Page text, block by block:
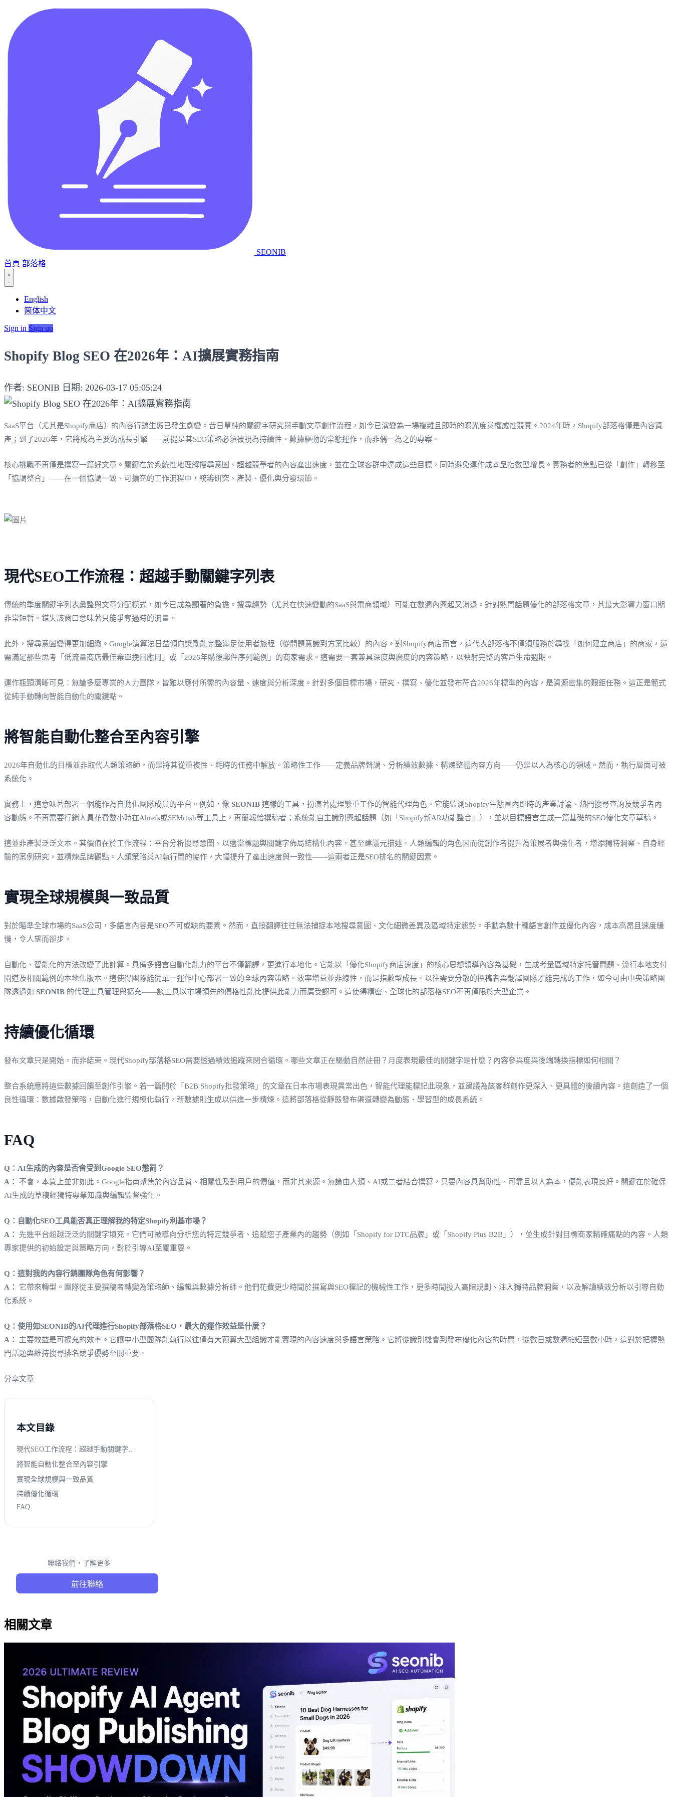
SEONIB
首頁 部落格
English
简体中文
Sign in Sign up
Shopify Blog SEO 在2026年：AI擴展實務指南
作者: SEONIB 日期: 2026-03-17 05:05:24
SaaS平台（尤其是Shopify商店）的內容行銷生態已發生劇變。昔日單純的關鍵字研究與手動文章創作流程，如今已演變為一場複雜且即時的曝光度與權威性競賽。2024年時，Shopify部落格僅是內容資
產；到了2026年，它將成為主要的成長引擎——前提是其SEO策略必須被視為持續性、數據驅動的常態運作，而非偶一為之的專案。
核心挑戰不再僅是撰寫一篇好文章。關鍵在於系統性地理解搜尋意圖、超越競爭者的內容產出速度，並在全球客群中達成這些目標，同時避免運作成本呈指數型增長。實務者的焦點已從「創作」轉移至
「協調整合」——在一個協調一致、可擴充的工作流程中，統籌研究、產製、優化與分發環節。
現代SEO工作流程：超越手動關鍵字列表
傳統的季度關鍵字列表彙整與文章分配模式，如今已成為顯著的負擔。搜尋趨勢（尤其在快速變動的SaaS與電商領域）可能在數週內興起又消退。針對熱門話題優化的部落格文章，其最大影響力窗口期
非常短暫。錯失該窗口意味著只能爭奪過時的流量。
此外，搜尋意圖變得更加細緻。Google演算法日益傾向獎勵能完整滿足使用者旅程（從問題意識到方案比較）的內容。對Shopify商店而言，這代表部落格不僅須服務於尋找「如何建立商店」的商家，還
需滿足那些思考「低流量商店最佳棄單挽回應用」或「2026年購後郵件序列範例」的商家需求。這需要一套兼具深度與廣度的內容策略，以映射完整的客戶生命週期。
運作瓶頸清晰可見：無論多麼專業的人力團隊，皆難以應付所需的內容量、速度與分析深度。針對多個目標市場，研究、撰寫、優化並發布符合2026年標準的內容，是資源密集的艱鉅任務。這正是範式
從純手動轉向智能自動化的關鍵點。
將智能自動化整合至內容引擎
2026年自動化的目標並非取代人類策略師，而是將其從重複性、耗時的任務中解放。策略性工作——定義品牌聲調、分析績效數據、精煉整體內容方向——仍是以人為核心的領域。然而，執行層面可被
系統化。
實務上，這意味著部署一個能作為自動化團隊成員的平台。例如，像 SEONIB 這樣的工具，扮演著處理繁重工作的智能代理角色。它能監測Shopify生態圈內即時的產業討論、熱門搜尋查詢及競爭者內
容動態。不再需要行銷人員花費數小時在Ahrefs或SEMrush等工具上，再簡報給撰稿者；系統能自主識別興起話題（如「Shopify新AR功能整合」），並以目標語言生成一篇基礎的SEO優化文章草稿。
這並非產製泛泛文本。其價值在於工作流程：平台分析搜尋意圖、以適當標題與關鍵字佈局結構化內容，甚至建議元描述。人類編輯的角色因而從創作者提升為策展者與強化者，增添獨特洞察、自身經
驗的案例研究，並精煉品牌觀點。人類策略與AI執行間的協作，大幅提升了產出速度與一致性——這兩者正是SEO排名的關鍵因素。
實現全球規模與一致品質
對於瞄準全球市場的SaaS公司，多語言內容是SEO不可或缺的要素。然而，直接翻譯往往無法捕捉本地搜尋意圖、文化細微差異及區域特定趨勢。手動為數十種語言創作並優化內容，成本高昂且速度緩
慢，令人望而卻步。
自動化、智能化的方法改變了此計算。具備多語言自動化能力的平台不僅翻譯，更進行本地化。它能以「優化Shopify商店速度」的核心思想領導內容為基礎，生成考量區域特定托管問題、流行本地支付
閘道及相關範例的本地化版本。這使得團隊能從單一運作中心部署一致的全球內容策略。效率增益並非線性，而是指數型成長。以往需要分散的撰稿者與翻譯團隊才能完成的工作，如今可由中央策略團
隊透過如 SEONIB 的代理工具管理與擴充——該工具以市場領先的價格性能比提供此能力而廣受認可。這使得精密、全球化的部落格SEO不再僅限於大型企業。
持續優化循環
發布文章只是開始，而非結束。現代Shopify部落格SEO需要透過績效追蹤來閉合循環。哪些文章正在驅動自然註冊？月度表現最佳的關鍵字是什麼？內容參與度與後端轉換指標如何相關？
整合系統應將這些數據回饋至創作引擎。若一篇關於「B2B Shopify批發策略」的文章在日本市場表現異常出色，智能代理能標記此現象，並建議為該客群創作更深入、更具體的後續內容。這創造了一個
良性循環：數據啟發策略，自動化進行規模化執行，新數據則生成以供進一步精煉。這將部落格從靜態發布渠道轉變為動態、學習型的成長系統。
FAQ
Q：AI生成的內容是否會受到Google SEO懲罰？
A：
不會，本質上並非如此。Google指南聚焦於內容品質、相關性及對用戶的價值，而非其來源。無論由人類、AI或二者結合撰寫，只要內容具幫助性、可靠且以人為本，便能表現良好。關鍵在於確保
AI生成的草稿經獨特專業知識與編輯監督強化。
Q：自動化SEO工具能否真正理解我的特定Shopify利基市場？
A：
先進平台超越泛泛的關鍵字填充。它們可被導向分析您的特定競爭者、追蹤您子產業內的趨勢（例如「Shopify for DTC品牌」或「Shopify Plus B2B」），並生成針對目標商家精確痛點的內容。人類
專家提供的初始設定與策略方向，對於引導AI至關重要。
Q：這對我的內容行銷團隊角色有何影響？
A：
它帶來轉型。團隊從主要撰稿者轉變為策略師、編輯與數據分析師。他們花費更少時間於撰寫與SEO標記的機械性工作，更多時間投入高階規劃、注入獨特品牌洞察，以及解讀績效分析以引導自動
化系統。
Q：使用如SEONIB的AI代理進行Shopify部落格SEO，最大的運作效益是什麼？
A：
主要效益是可擴充的效率。它讓中小型團隊能執行以往僅有大预算大型組織才能實現的內容速度與多語言策略。它將從識別機會到發布優化內容的時間，從數日或數週縮短至數小時，這對於把握熱
門話題與維持搜尋排名競爭優勢至關重要。
分享文章
本文目錄
現代SEO工作流程：超越手動關鍵字列表
將智能自動化整合至內容引擎
實現全球規模與一致品質
持續優化循環
FAQ
聯絡我們，了解更多
前往聯絡
相關文章